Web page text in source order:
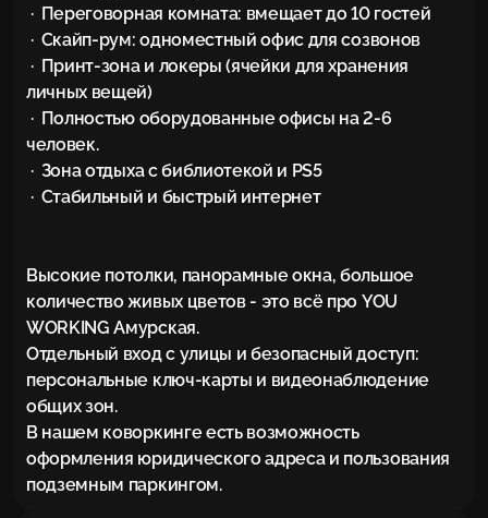
личных вещей)
человек.
Высокие потолки, панорамные окна, большое
количество живых цветов - это всё про YOU
WORKING Амурская.
Отдельный вход с улицы и безопасный доступ:
персональные ключ-карты и видеонаблюдение
общих зон.
В нашем коворкинге есть возможность
оформления юридического адреса и пользования
подземным паркингом.